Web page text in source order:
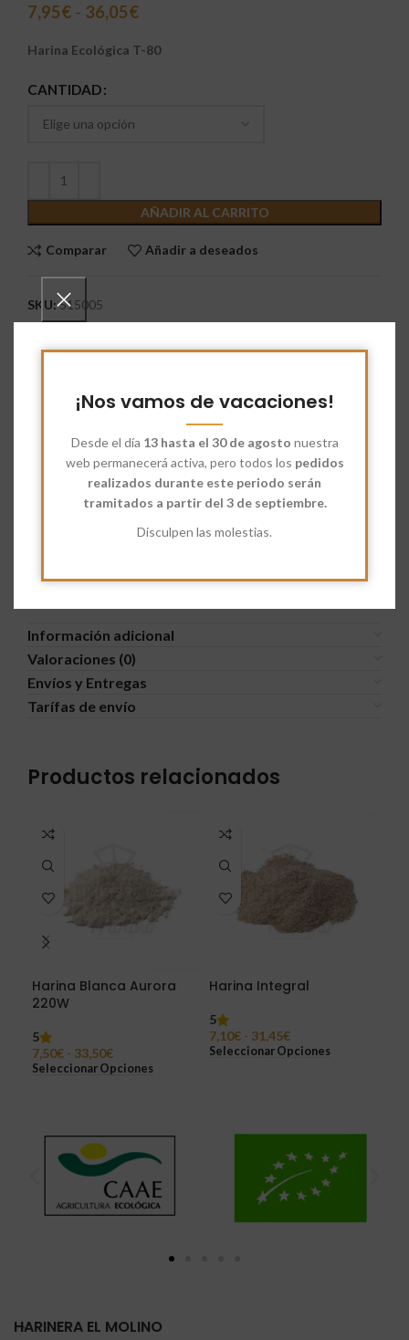
¡Nos vamos de vacaciones!
Desde el día 13 hasta el 30 de agosto nuestra
web permanecerá activa, pero todos los pedidos
realizados durante este periodo serán
tramitados a partir del 3 de septiembre.
Disculpen las molestias.
7,95€ - 36,05€
Harina Ecológica T-80
CANTIDAD
AÑADIR AL CARRITO
Comparar Añadir a deseados
SKU:515005
Descripción
Harina Ecológica T-80.
Ficha técnica e información nutricional:
Información adicional
Valoraciones (0)
Envíos y Entregas
Tarífas de envío
Productos relacionados
Harina Blanca Aurora
220W
5
7,50€ - 33,50€
Seleccionar Opciones
Harina Integral
5
7,10€ - 31,45€
Seleccionar Opciones
HARINERA EL MOLINO